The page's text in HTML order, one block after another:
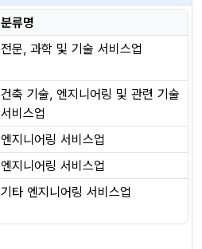
분류명
전문, 과학 및 기술 서비스업
건축 기술, 엔지니어링 및 관련 기술
서비스업
엔지니어링 서비스업
엔지니어링 서비스업
기타 엔지니어링 서비스업